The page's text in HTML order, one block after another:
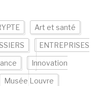
Art et santé
ENTREPRISES
Innovation
Musée Louvre